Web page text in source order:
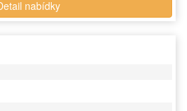
nabídky